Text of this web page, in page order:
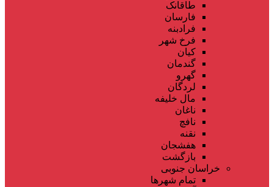
طاقانک
فارسان
فرادبنه
فرخ شهر
کیان
گندمان
گهرو
لردگان
مال خلیفه
ناغان
نافچ
نقنه
هفشجان
بازگشت
خراسان جنوبی
تمام شهر‌ها